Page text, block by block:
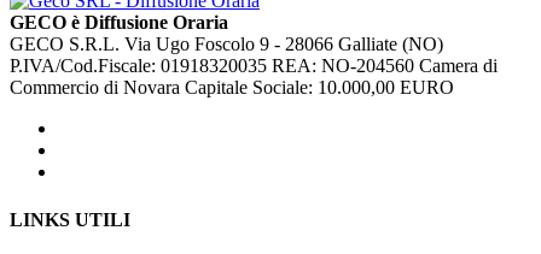
GECO è Diffusione Oraria
GECO S.R.L. Via Ugo Foscolo 9 - 28066 Galliate (NO)
P.IVA/Cod.Fiscale: 01918320035 REA: NO-204560 Camera di
Commercio di Novara Capitale Sociale: 10.000,00 EURO
LINKS UTILI